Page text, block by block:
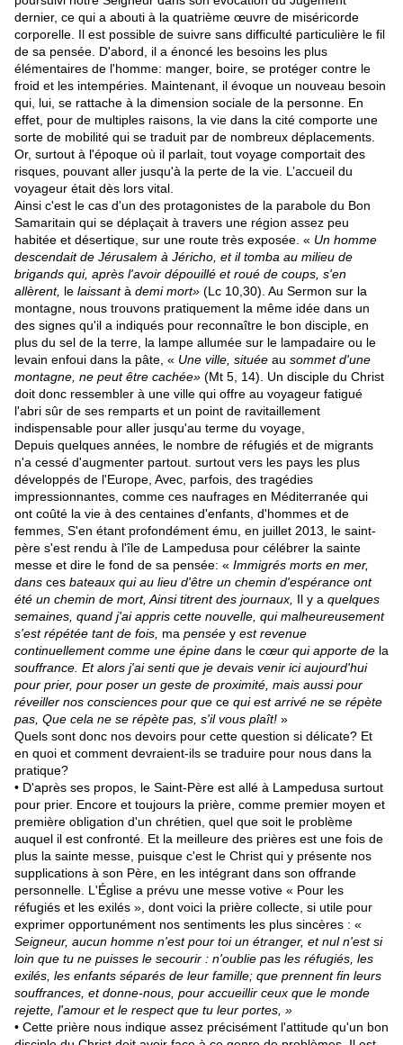
dernier, ce qui a abouti à la quatrième œuvre de miséricorde
corporelle. Il est possible de suivre sans difficulté particulière le fil
de sa pensée. D'abord, il a énoncé les besoins les plus
élémentaires de l'homme: manger, boire, se protéger contre le
froid et les intempéries. Maintenant, il évoque un nouveau besoin
qui, lui, se rattache à la dimension sociale de la personne. En
effet, pour de multiples raisons, la vie dans la cité comporte une
sorte de mobilité qui se traduit par de nombreux déplacements.
Or, surtout à l'époque où il parlait, tout voyage comportait des
risques, pouvant aller jusqu'à la perte de la vie. L’accueil du
voyageur était dès lors vital.
Ainsi c'est le cas d'un des protagonistes de la parabole du Bon
Samaritain qui se déplaçait à travers une région assez peu
habitée et désertique, sur une route très exposée. « Un homme
descendait de Jérusalem à Jéricho, et il tomba au milieu de
brigands qui, après l'avoir dépouillé et roué de coups, s'en
allèrent, le laissantà demi mort» (Lc 10,30). Au Sermon sur la
montagne, nous trouvons pratiquement la même idée dans un
des signes qu'il a indiqués pour reconnaître le bon disciple, en
plus du sel de la terre, la lampe allumée sur le lampadaire ou le
levain enfoui dans la pâte, « Une ville, située au sommet d'une
montagne, ne peut être cachée» (Mt 5, 14). Un disciple du Christ
doit donc ressembler à une ville qui offre au voyageur fatigué
l'abri sûr de ses remparts et un point de ravitaillement
indispensable pour aller jusqu'au terme du voyage,
Depuis quelques années, le nombre de réfugiés et de migrants
n'a cessé d'augmenter partout. surtout vers les pays les plus
développés de l'Europe, Avec, parfois, des tragédies
impressionnantes, comme ces naufrages en Méditerranée qui
ont coûté la vie à des centaines d'enfants, d'hommes et de
femmes, S'en étant profondément ému, en juillet 2013, le saint-
père s'est rendu à l'île de Lampedusa pour célébrer la sainte
messe et dire le fond de sa pensée: « Immigrés morts en mer,
dans ces bateaux qui au lieu d'être un chemin d'espé­rance ont
été un chemin de mort, Ainsi titrent des journaux, Il y a quelques
semaines, quand j'ai appris cette nouvelle, qui malheureusement
s'est répétée tant de fois, ma pensée y est revenue
continuellement comme une épine dans le cœur qui apporte de la
souffrance. Et alors j'ai senti que je devais venir ici aujourd'hui
pour prier, pour poser un geste de proximité, mais aussi pour
réveiller nos consciences pour que ce qui est arrivé ne se répète
pas, Que cela ne se répète pas, s'il vous plaît! »
Quels sont donc nos devoirs pour cette question si délicate? Et
en quoi et comment devraient-ils se traduire pour nous dans la
pratique?
• D'après ses propos, le Saint-Père est allé à Lampedusa surtout
pour prier. Encore et toujours la prière, comme premier moyen et
première obligation d'un chrétien, quel que soit le problème
auquel il est confronté. Et la meilleure des prières est une fois de
plus la sainte messe, puisque c'est le Christ qui y présente nos
supplications à son Père, en les intégrant dans son offrande
personnelle. L'Église a prévu une messe votive « Pour les
réfugiés et les exilés », dont voici la prière collecte, si utile pour
exprimer opportunément nos sen­timents les plus sincères : «
Seigneur, aucun homme n'est pour toi un étranger, et nul n'est si
loin que tu ne puisses le secourir : n'oublie pas les réfugiés, les
exilés, les enfants séparés de leur famille; que prennent fin leurs
souffrances, et donne-nous, pour accueillir ceux que le monde
rejette, l'amour etle respect que tu leur portes, »
• Cette prière nous indique assez précisément l'attitude qu'un bon